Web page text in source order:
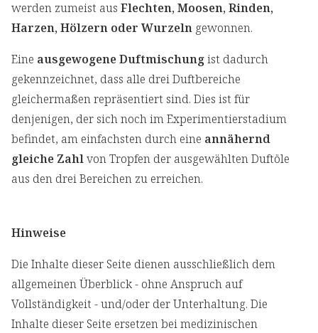
werden zumeist aus Flechten, Moosen, Rinden,
Harzen, Hölzern oder Wurzeln gewonnen.
Eine ausgewogene Duftmischungist dadurch
gekennzeichnet, dass alle drei Duftbereiche
gleichermaßen repräsentiert sind. Dies ist für
denjenigen, der sich noch im Experimentierstadium
befindet, am einfachsten durch eine annähernd
gleiche Zahlvon Tropfen der ausgewählten Duftöle
aus den drei Bereichen zu erreichen.
Hinweise
Die Inhalte dieser Seite dienen ausschließlich dem
allgemeinen Überblick - ohne Anspruch auf
Vollständigkeit - und/oder der Unterhaltung. Die
Inhalte dieser Seite ersetzen bei medizinischen